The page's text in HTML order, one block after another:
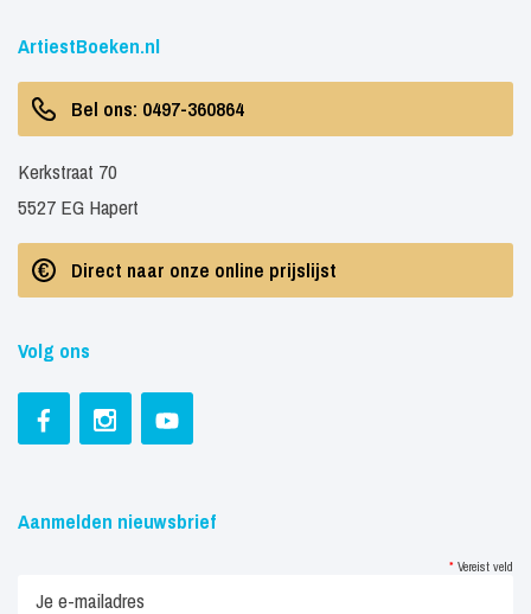
ArtiestBoeken.nl
Bel ons: 0497-360864
Kerkstraat 70
5527 EG Hapert
Direct naar onze online prijslijst
Volg ons
Aanmelden nieuwsbrief
* Vereist veld